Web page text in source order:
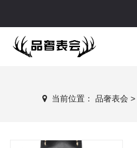
当前位置： 品奢表会 >